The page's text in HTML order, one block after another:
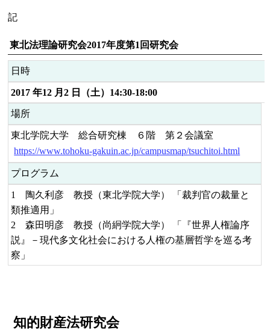
記
東北法理論研究会2017年度第1回研究会
日時
2017 年12 月2 日（土）14:30-18:00
場所
東北学院大学 総合研究棟 ６階 第２会議室
https://www.tohoku-gakuin.ac.jp/campusmap/tsuchitoi.html
プログラム
1 陶久利彦 教授（東北学院大学） 「裁判官の裁量と
類推適用」
2 森田明彦 教授（尚絅学院大学） 「『世界人権論序
説』－現代多文化社会における人権の基層哲学を巡る考
察」
知的財産法研究会